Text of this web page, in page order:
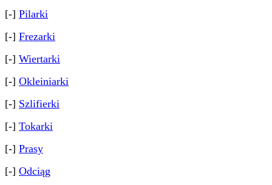
[-] Pilarki
[-] Frezarki
[-] Wiertarki
[-] Okleiniarki
[-] Szlifierki
[-] Tokarki
[-] Prasy
[-] Odciąg